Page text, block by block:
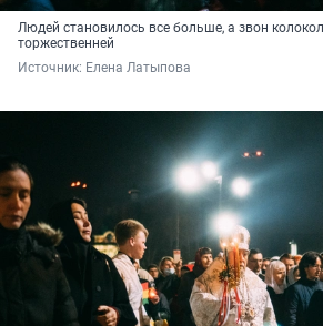
Людей становилось все больше, а звон
торжественней
Источник: Елена Латыпова